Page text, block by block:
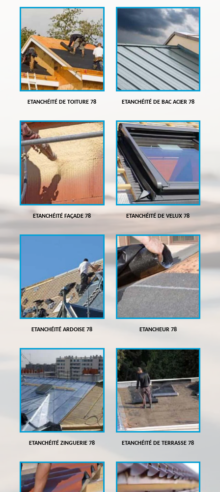
ETANCHÉITÉ DE TOITURE 78 ETANCHÉITÉ DE BAC ACIER 78
ETANCHÉITÉ FAÇADE 78 ETANCHÉITÉ DE VELUX 78
ETANCHÉITÉ ARDOISE 78 ETANCHEUR 78
ETANCHÉITÉ ZINGUERIE 78 ETANCHÉITÉ DE TERRASSE 78